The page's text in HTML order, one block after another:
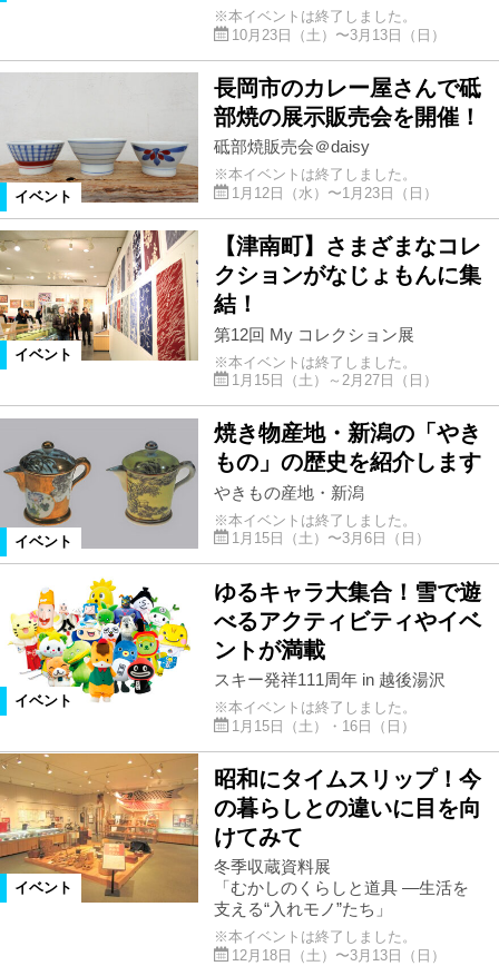
※本イベントは終了しました。
10月23日（土）〜3月13日（日）
イベント
長岡市のカレー屋さんで砥
部焼の展示販売会を開催！
砥部焼販売会＠daisy
※本イベントは終了しました。
1月12日（水）〜1月23日（日）
イベント
【津南町】さまざまなコレ
クションがなじょもんに集
結！
第12回 My コレクション展
※本イベントは終了しました。
1月15日（土）～2月27日（日）
イベント
焼き物産地・新潟の「やき
もの」の歴史を紹介します
やきもの産地・新潟
※本イベントは終了しました。
1月15日（土）〜3月6日（日）
イベント
ゆるキャラ大集合！雪で遊
べるアクティビティやイベ
ントが満載
スキー発祥111周年 in 越後湯沢
※本イベントは終了しました。
1月15日（土）・16日（日）
イベント
昭和にタイムスリップ！今
の暮らしとの違いに目を向
けてみて
冬季収蔵資料展
「むかしのくらしと道具 ―生活を
支える“入れモノ”たち」
※本イベントは終了しました。
12月18日（土）〜3月13日（日）